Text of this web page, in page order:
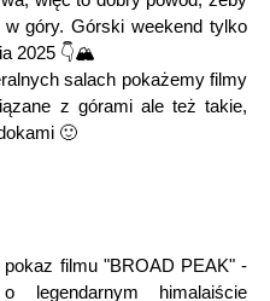
góry. Górski weekend tylko
2025 👇🏔
salach pokażemy filmy
z górami ale też takie,
🙂
filmu "BROAD PEAK" -
legendarnym himalaiście